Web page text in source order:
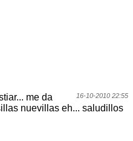
16-10-2010 22:55
me da
nuevillas eh... saludillos